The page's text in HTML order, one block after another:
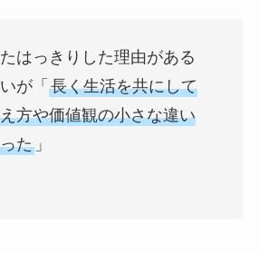
はっきりした理由がある
が「 長く生活を共にして
方や価値観の小さな違い
た」